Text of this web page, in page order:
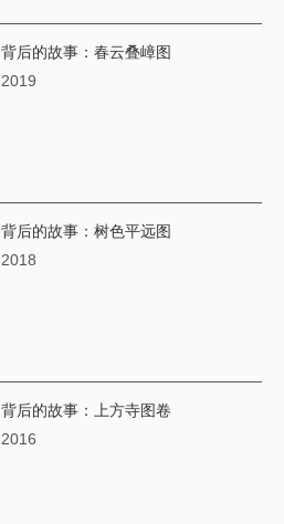
背后的故事：春云叠嶂图
2019
背后的故事：树色平远图
2018
背后的故事：上方寺图卷
2016